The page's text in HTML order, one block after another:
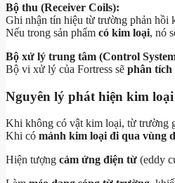
Bộ thu (Receiver Coils):
Ghi nhận tín hiệu từ trường phản hồi
Nếu trong sản phẩm có kim loại, nó
Bộ xử lý trung tâm (Control
Bộ vi xử lý của Fortress sẽ phân tích
Nguyên lý phát hiện kim loại
Khi không có vật kim loại, từ trường
Khi có mảnh kim loại đi qua vùng
Hiện tượng cảm ứng điện từ (eddy